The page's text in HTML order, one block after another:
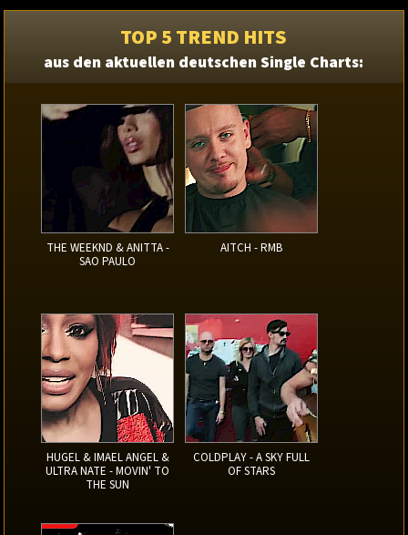
TOP 5 TREND HITS
aus den aktuellen deutschen Single Charts:
THE WEEKND & ANITTA -
SAO PAULO
AITCH - RMB
HUGEL & IMAEL ANGEL &
ULTRA NATE - MOVIN' TO
THE SUN
COLDPLAY - A SKY FULL
OF STARS